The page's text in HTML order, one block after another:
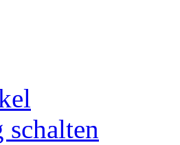
schalten